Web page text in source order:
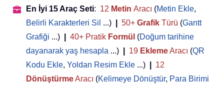
En İyi 15 Araç Seti: 12 Metin Aracı (Metin Ekle,
Belirli Karakterleri Sil ...) 50+ Grafik Türü (Gantt
Grafiği ...) 40+ Pratik Formül (Doğum tarihine
dayanarak yaş hesapla ...) 19 EklemeAracı (QR
Kodu Ekle, Yoldan Resim Ekle ...)
12
DönüştürmeAracı (Kelimeye Dönüştür, Para Birimi